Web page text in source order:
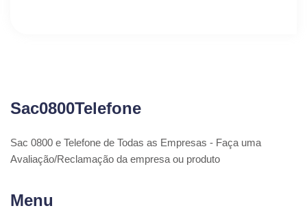
Sac0800Telefone
Sac 0800 e Telefone de Todas as Empresas - Faça uma
Avaliação/Reclamação da empresa ou produto
Menu